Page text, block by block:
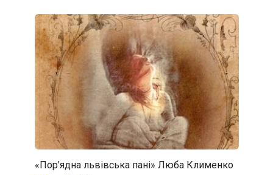
«Пор’ядна львівська пані» Люба Клименко